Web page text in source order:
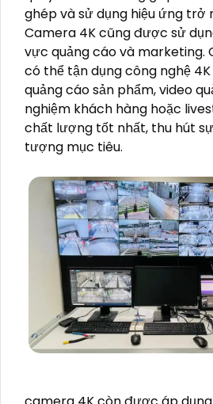
ghép và sử dụng hiệu ứng trở
Camera 4K cũng được sử
vực quảng cáo và marketing.
có thể tận dụng công nghệ
quảng cáo sản phẩm, video
nghiệm khách hàng hoặc
chất lượng tốt nhất, thu hút
tượng mục tiêu.